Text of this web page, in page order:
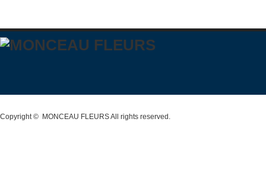
Copyright © MONCEAU FLEURSAll rights reserved.